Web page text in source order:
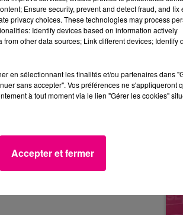
Ensure security, prevent and detect fraud, and fix
privacy choices. These technologies may process
Identify devices based on information actively
other data sources; Link different devices; Identify
en sélectionnant les finalités et/ou partenaires dans
sans accepter". Vos préférences ne s'appliqueront
à tout moment via le lien "Gérer les cookies"
Accepter et fermer